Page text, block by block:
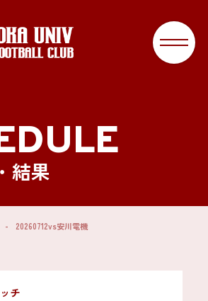
結果
- 20260712vs安川電機
チ